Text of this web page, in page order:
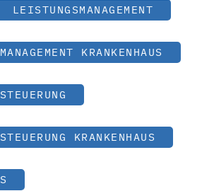
LEISTUNGSMANAGEMENT
KRANKENHAUS
KRANKENHAUS